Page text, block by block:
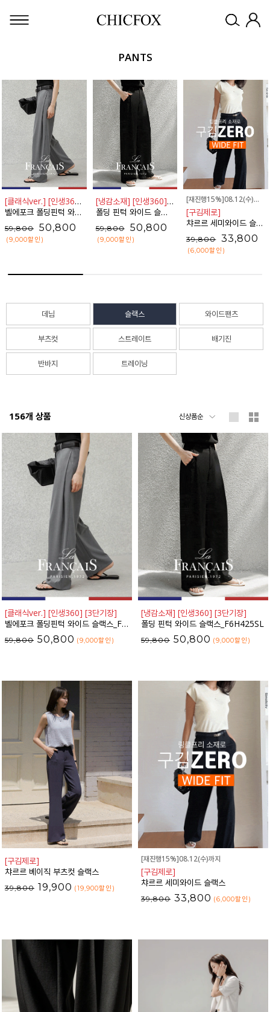
PANTS
[클래식ver.] [인생360] [3단기장]
벨에포크 폴딩핀턱 와이드 슬랙스_F6H448SL
59,800 50,800
(9,000할인 )
[냉감소재] [인생360] [3단기장]
폴딩 핀턱 와이드 슬랙스_F6H425SL
59,800 50,800
(9,000할인 )
[재진행15%]08.12(수)까지
[구김제로]
챠르르 세미와이드 슬랙스
39,800 33,800
(6,000할인 )
데님 슬랙스 와이드팬츠
부츠컷 스트레이트 배기진
반바지 트레이닝
156개 상품
[클래식ver.] [인생360] [3단기장]
벨에포크 폴딩핀턱 와이드 슬랙스_F6H448SL
59,800 50,800 (9,000할인 )
[냉감소재] [인생360] [3단기장]
폴딩 핀턱 와이드 슬랙스_F6H425SL
59,800 50,800 (9,000할인 )
[구김제로]
챠르르 베이직 부츠컷 슬랙스
39,800 19,900 (19,900할인 )
[재진행15%]08.12(수)까지
[구김제로]
챠르르 세미와이드 슬랙스
39,800 33,800 (6,000할인 )